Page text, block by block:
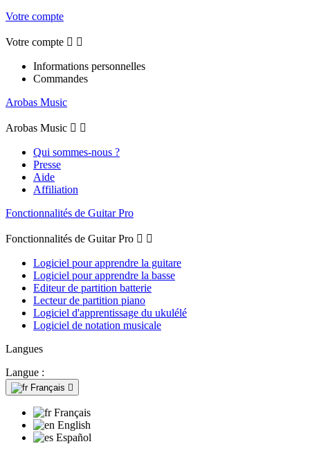
Votre compte
Votre compte  
Informations personnelles
Commandes
Arobas Music
Arobas Music  
Qui sommes-nous ?
Presse
Aide
Affiliation
Fonctionnalités de Guitar Pro
Fonctionnalités de Guitar Pro  
Logiciel pour apprendre la guitare
Logiciel pour apprendre la basse
Editeur de partition batterie
Lecteur de partition piano
Logiciel d'apprentissage du ukulélé
Logiciel de notation musicale
Langues
Langue :
Français 
Français
English
Español